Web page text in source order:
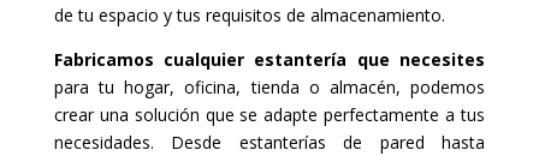
de tu espacio y tus requisitos de almacenamiento.
Fabricamos cualquier estantería que necesites
para tu hogar, oficina, tienda o almacén, podemos
crear una solución que se adapte perfectamente a tus
necesidades. Desde estanterías de pared hasta